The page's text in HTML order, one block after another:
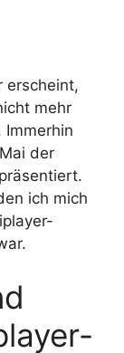
erscheint,
mehr
der
ich mich